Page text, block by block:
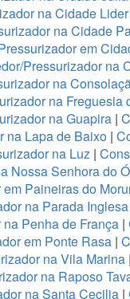
na Cidade Lider
na Cidade
em
Pressurizador na
na
na Freguesia
na Guapira|
na Lapa de Baixo |
na Luz |
Nossa Senhora do Ó
Paineiras do
na Parada Inglesa
Penha de França |
em Ponte Rasa |
na Vila Marina|
na Raposo
na Santa Cecilia|